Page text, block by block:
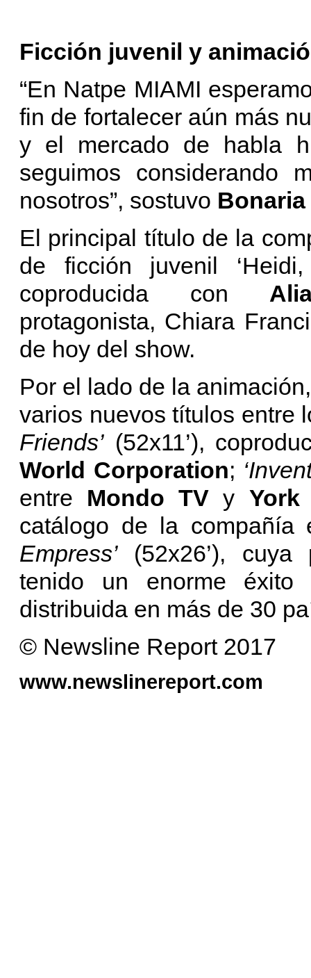
Ficción juvenil y
“En Natpe MIAMI
fin de fortalecer aún más
y el mercado de habla
seguimos considerando
nosotros”, sostuvo
El principal título de la
de ficción juvenil
coproducida con
protagonista, Chiara
de hoy del show.
Por el lado de la
varios nuevos títulos entre
Friends’ (52x11’),
World Corporation; ‘
entre Mondo TV y York
catálogo de la compañía
Empress’ (52x26’), cuya
tenido un enorme
distribuida en más de 30
© Newsline Report 2017
www.newslinereport.com